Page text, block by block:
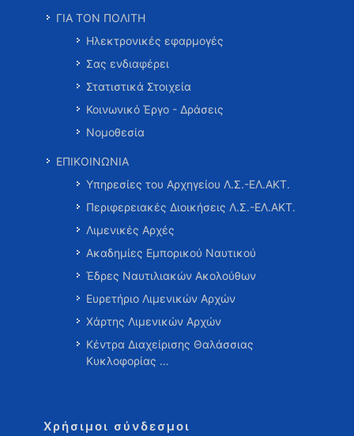
ΓΙΑ ΤΟΝ ΠΟΛΙΤΗ
Ηλεκτρονικές εφαρμογές
Σας ενδιαφέρει
Στατιστικά Στοιχεία
Κοινωνικό Έργο - Δράσεις
Νομοθεσία
ΕΠΙΚΟΙΝΩΝΙΑ
Υπηρεσίες του Αρχηγείου Λ.Σ.-ΕΛ.ΑΚΤ.
Περιφερειακές Διοικήσεις Λ.Σ.-ΕΛ.ΑΚΤ.
Λιμενικές Αρχές
Ακαδημίες Εμπορικού Ναυτικού
Έδρες Ναυτιλιακών Ακολούθων
Ευρετήριο Λιμενικών Αρχών
Χάρτης Λιμενικών Αρχών
Κέντρα Διαχείρισης Θαλάσσιας
Κυκλοφορίας …
Χρήσιμοι σύνδεσμοι